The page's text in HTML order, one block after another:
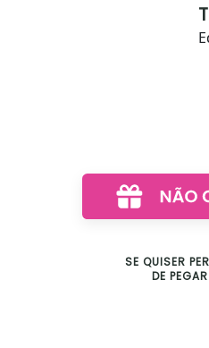
SE QUISER
DE